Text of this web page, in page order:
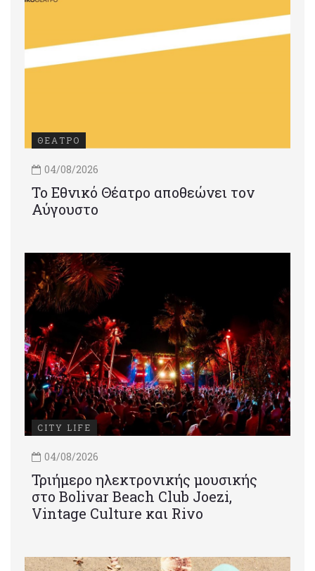
ΘΕΑΤΡΟ
04/08/2026
Το Εθνικό Θέατρο αποθεώνει τον
Αύγουστο
CITY LIFE
04/08/2026
Τριήμερο ηλεκτρονικής μουσικής
στο Bolivar Beach Club Joezi,
Vintage Culture και Rivo